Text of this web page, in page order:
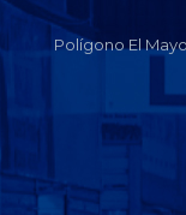
Polígono El